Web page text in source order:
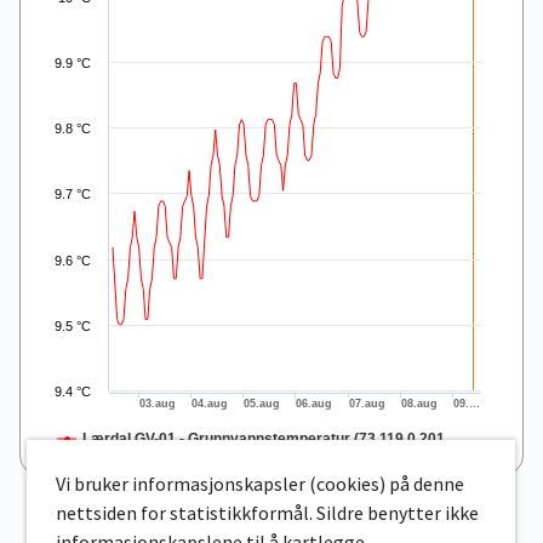
Lærdal GV-01 - Grunnvannstemperatur (73.119.0.201…
9.4 °C
9.5 °C
9.6 °C
9.7 °C
9.8 °C
9.9 °C
03.aug 04.aug 05.aug 06.aug 07.aug 08.aug 09.…
End of interactive chart.
Vi bruker informasjonskapsler (cookies) på denne
nettsiden for statistikkformål. Sildre benytter ikke